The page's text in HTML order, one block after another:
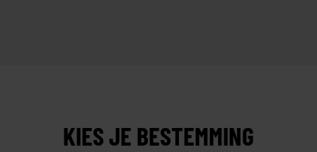
KIES JE BESTEMMING